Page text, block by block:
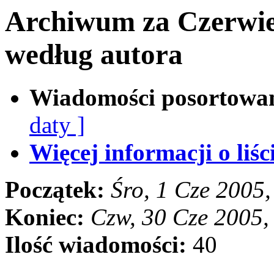
Archiwum za
według autora
Wiadomości
daty ]
Więcej informacji o
Początek: Śro, 1 Cze
Koniec: Czw, 30 Cze
Ilość wiadomości: 40